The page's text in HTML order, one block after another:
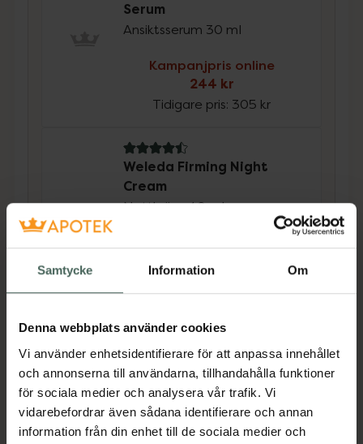
Samtycke Information Om
Denna webbplats använder cookies
Vi använder enhetsidentifierare för att anpassa innehållet
och annonserna till användarna, tillhandahålla funktioner
för sociala medier och analysera vår trafik. Vi
vidarebefordrar även sådana identifierare och annan
information från din enhet till de sociala medier och
Serum
Ansiktsserum 30 ml
Kampanjpris online
244 kr
Tidigare pris: 305 kr
4.5 av 5 i omdöme
Weleda Firming Night
Cream
Nattkräm 40 ml
Beskrivning Dölj